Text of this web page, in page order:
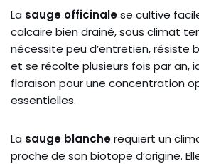
La sauge officinalese cultive
calcaire bien drainé, sous climat
nécessite peu d’entretien, résiste
et se récolte plusieurs fois par an,
floraison pour une concentration
essentielles.
La sauge blancherequiert un
proche de son biotope d’origine.